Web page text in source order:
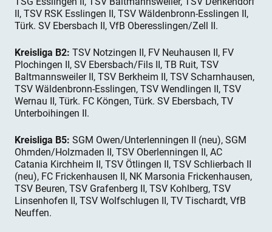
II, TSV RSK Esslingen II, TSV Wäldenbronn-Esslingen II,
Türk. SV Ebersbach II, VfB Oberesslingen/Zell II.
Kreisliga B2: TSV Notzingen II, FV Neuhausen II, FV
Plochingen II, SV Ebersbach/Fils II, TB Ruit, TSV
Baltmannsweiler II, TSV Berkheim II, TSV Scharnhausen,
TSV Wäldenbronn-Esslingen, TSV Wendlingen II, TSV
Wernau II, Türk. FC Köngen, Türk. SV Ebersbach, TV
Unterboihingen II.
Kreisliga B5: SGM Owen/Unterlenningen II (neu), SGM
Ohmden/Holzmaden II, TSV Oberlenningen II, AC
Catania Kirchheim II, TSV Ötlingen II, TSV Schlierbach II
(neu), FC Frickenhausen II, NK Marsonia Frickenhausen,
TSV Beuren, TSV Grafenberg II, TSV Kohlberg, TSV
Linsenhofen II, TSV Wolfschlugen II, TV Tischardt, VfB
Neuffen.